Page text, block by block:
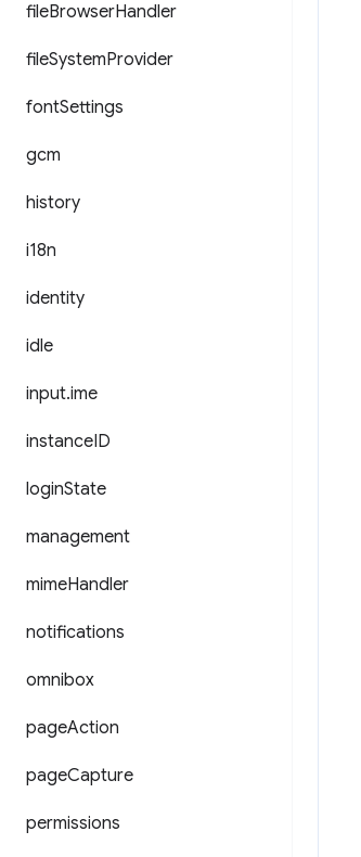
fileBrowserHandler
fileSystemProvider
fontSettings
gcm
history
i18n
identity
idle
input.ime
instanceID
loginState
management
mimeHandler
notifications
omnibox
pageAction
pageCapture
permissions